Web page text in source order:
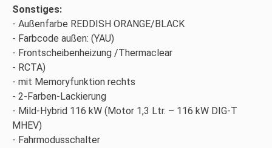
Sonstiges:
Außenfarbe REDDISH ORANGE/BLACK
Farbcode außen: (YAU)
Frontscheibenheizung /Thermaclear
RCTA)
mit Memoryfunktion rechts
2-Farben-Lackierung
Mild-Hybrid 116 kW (Motor 1,3 Ltr. – 116 kW DIG-T
MHEV)
Fahrmodusschalter